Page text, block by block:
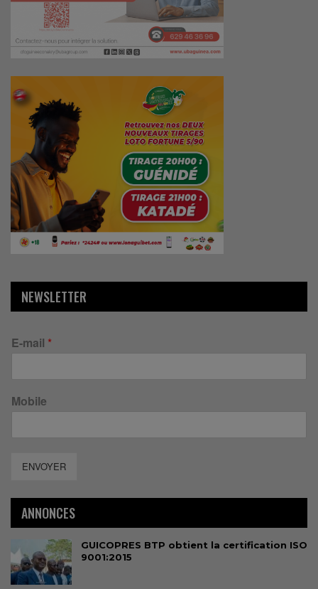
NEWSLETTER
E-mail *
Mobile
ENVOYER
ANNONCES
GUICOPRES BTP obtient la certification ISO
9001:2015